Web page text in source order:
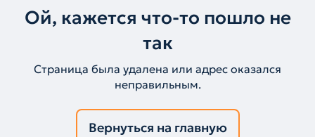
Ой, кажется что-то пошло не
так
Страница была удалена или адрес оказался
неправильным.
Вернуться на главную